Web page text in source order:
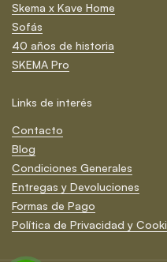
Skema x Kave Home
Sofás
40 años de historia
SKEMA Pro
Links de interés
Contacto
Blog
Condiciones Generales
Entregas y Devoluciones
Formas de Pago
Política de Privacidad y